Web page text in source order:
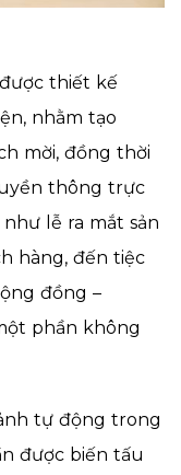
thiết kế
nhằm tạo
mời, đồng thời
thông trực
lễ ra mắt sản
hàng, đến tiệc
đồng –
phần không
tự động trong
được biến tấu